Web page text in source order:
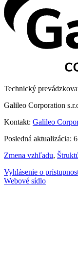
Technický
Galileo Corporation
Kontakt: Galileo
Posledná aktualizácia:
Zmena vzhľadu,
Vyhlásenie o
Webové sídlo